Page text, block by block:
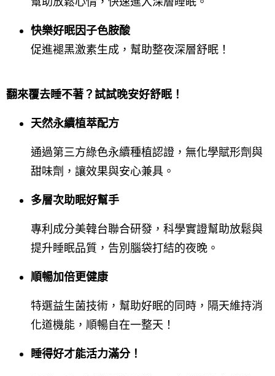
快樂好眠因子色胺酸
促進褪黑激素生成，幫助整夜深層舒眠！
翻來覆去睡不著？試試晚安好舒眠！
天然永續植萃配方
通過第三方綠色永續種植認證，無化學賦形劑與
甜味劑，讓效果與安心兼具。
多層次助眠好幫手
專利成分美韓台聯合研發，科學實證幫助放鬆與
提升睡眠品質，告別腦袋打結的夜晚。
順暢加倍更健康
特選益生菌技術，幫助好眠的同時，隔天維持消
化道機能，順暢自在一整天！
睡得好才能活力滿分！